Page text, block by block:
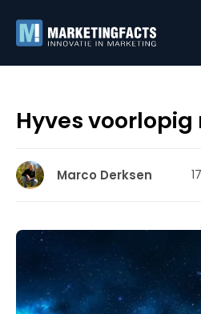
Hyves voorlopig
Marco Derksen